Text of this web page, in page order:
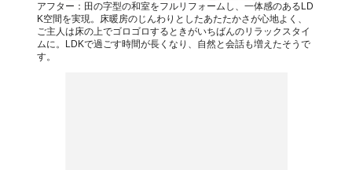
アフター：田の字型の和室をフルリフォームし、一体感のあるLD
K空間を実現。床暖房のじんわりとしたあたたかさが心地よく、
ご主人は床の上でゴロゴロするときがいちばんのリラックスタイ
ムに。LDKで過ごす時間が長くなり、自然と会話も増えたそうで
す。